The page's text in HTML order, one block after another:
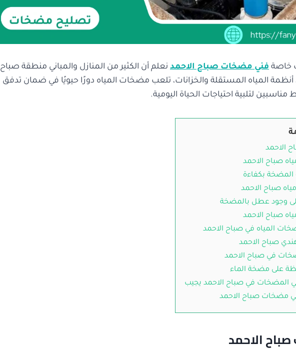
خاصة فني مضخات صباح الاحمد نعلم أن الكثير من المنازل والمباني منطقة صباح
أنظمة المياه المستقلة والخزانات، تلعب مضخات المياه دورًا حيويًا في ضمان تدفق
لتلبية احتياجات الحياة اليومية.
الاحمد
صباح الاحمد
بكفاءة
صباح الاحمد
وجود عطل بالمضخة
صباح الاحمد
المياه في صباح الاحمد
صباح الاحمد
في صباح الاحمد
على مضخة الماء
المضخات في صباح الاحمد يجيب
مضخات صباح الاحمد
الاحمد